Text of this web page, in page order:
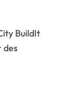
des